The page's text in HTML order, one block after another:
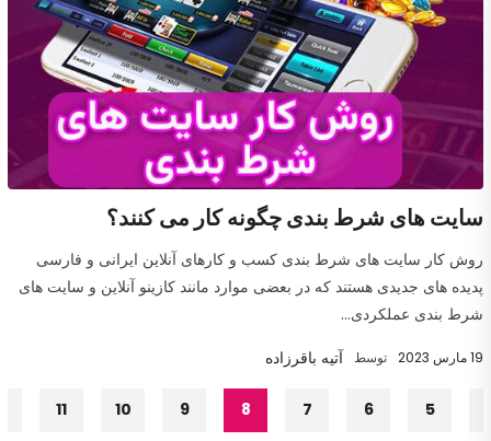
سایت های شرط بندی چگونه کار می کنند؟
روش کار سایت های شرط بندی کسب‌ و کارهای آنلاین ایرانی و فارسی
پدیده های جدیدی هستند که در بعضی موارد مانند کازینو آنلاین و سایت های
شرط بندی عملکردی...
19 مارس 2023 توسط آتیه باقرزاده
5
6
7
8
9
10
11